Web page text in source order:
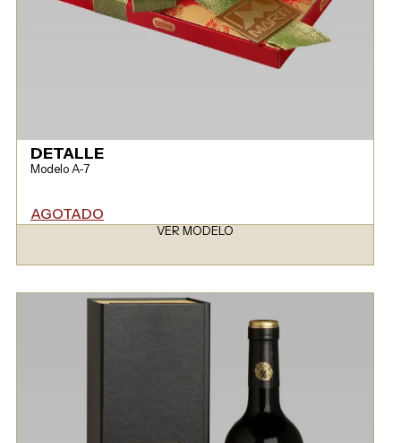
DETALLE
Modelo A-7
AGOTADO
VER MODELO